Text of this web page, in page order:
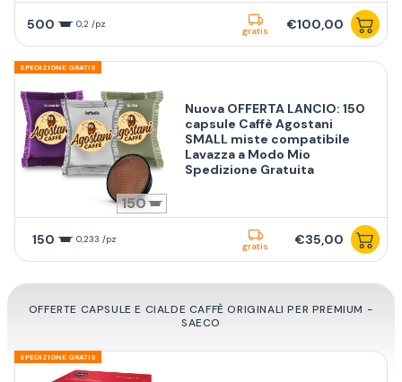
500 0,2 /pz
gratis €100,00
SPEDIZIONE GRATIS
150
Nuova OFFERTA LANCIO: 150
capsule Caffè Agostani
SMALL miste compatibile
Lavazza a Modo Mio
Spedizione Gratuita
150 0,233 /pz
gratis €35,00
OFFERTE CAPSULE E CIALDE CAFFÈ ORIGINALI PER PREMIUM -
SAECO
SPEDIZIONE GRATIS